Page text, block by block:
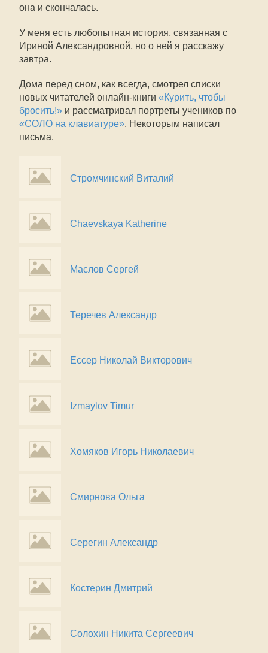
она и скончалась.
У меня есть любопытная история, связанная с
Ириной Александровной, но о ней я расскажу
завтра.
Дома перед сном, как всегда, смотрел списки
новых читателей онлайн-книги «Курить, чтобы
бросить!» и рассматривал портреты учеников по
«СОЛО на клавиатуре». Некоторым написал
письма.
Стромчинский Виталий
Chaevskaya Katherine
Маслов Сергей
Теречев Александр
Ессер Николай Викторович
Izmaylov Timur
Хомяков Игорь Николаевич
Смирнова Ольга
Серегин Александр
Костерин Дмитрий
Солохин Никита Сергеевич